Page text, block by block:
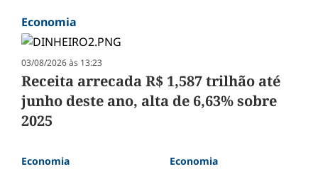
Economia
03/08/2026 às 13:23
Receita arrecada R$ 1,587 trilhão até
junho deste ano, alta de 6,63% sobre
2025
Economia Economia